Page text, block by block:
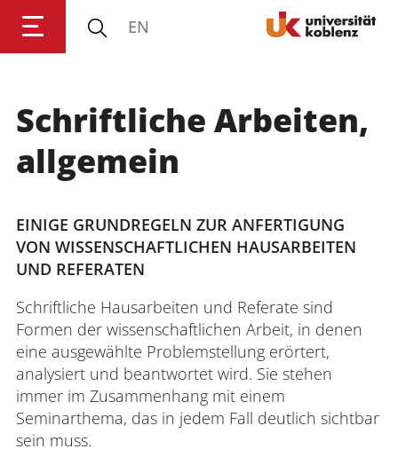
Anmelden Impressum Datenschutz
EN
Schriftliche Arbeiten,
allgemein
EINIGE GRUNDREGELN ZUR ANFERTIGUNG
VON WISSENSCHAFTLICHEN HAUSARBEITEN
UND REFERATEN
Schriftliche Hausarbeiten und Referate sind
Formen der wissenschaftlichen Arbeit, in denen
eine ausgewählte Problemstellung erörtert,
analysiert und beantwortet wird. Sie stehen
immer im Zusammenhang mit einem
Seminarthema, das in jedem Fall deutlich sichtbar
sein muss.